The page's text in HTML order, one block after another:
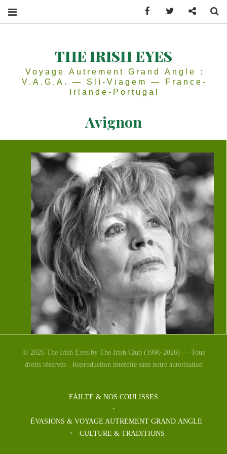
THE IRISH EYES
Voyage Autrement Grand Angle :
V.A.G.A. — Slì-Viagem — France-
Irlande-Portugal
Avignon
Girl d’Edna O’Brien ouvre
Culture
Invitée du jour, lundi 6 juillet sur France Culture dans
l’émission de 8H30 présentée par Chloé Cambreling ,
© 2026 The Irish Eyes by The Irish Club (1996-2026) — Tous
droits réservés - Reproduction interdite sans notre autorisation
FÁILTE & NOS COULISSES
ÉVASIONS & VOYAGE AUTREMENT GRAND ANGLE
CULTURE & TRADITIONS
Facebook Twitter